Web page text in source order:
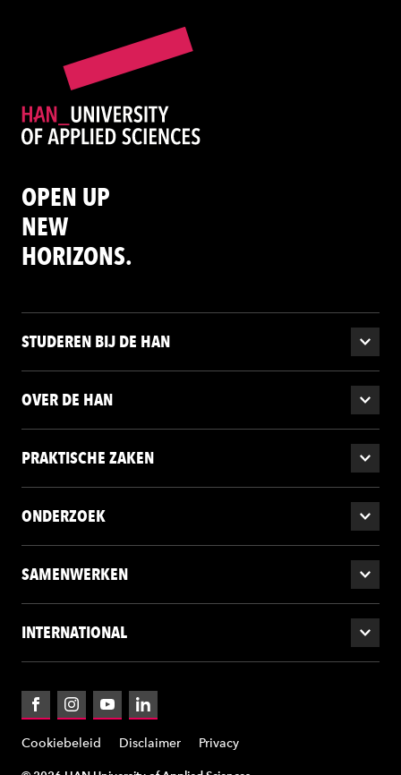
OPEN UP
NEW
HORIZONS.
STUDEREN BIJ DE HAN
OVER DE HAN
PRAKTISCHE ZAKEN
ONDERZOEK
SAMENWERKEN
INTERNATIONAL
FacebookInstagramYouTubeLinkedIn
Cookiebeleid Disclaimer Privacy